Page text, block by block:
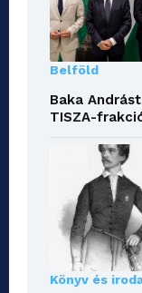
Belföld
Baka
TISZA-
Könyv és